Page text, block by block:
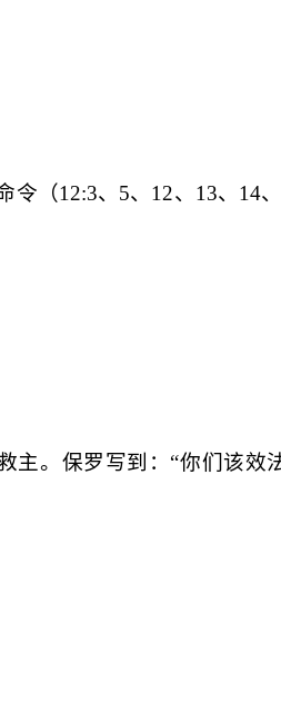
令（12:3、 5、 12、 13、 14、
。保罗写到：“你们该效